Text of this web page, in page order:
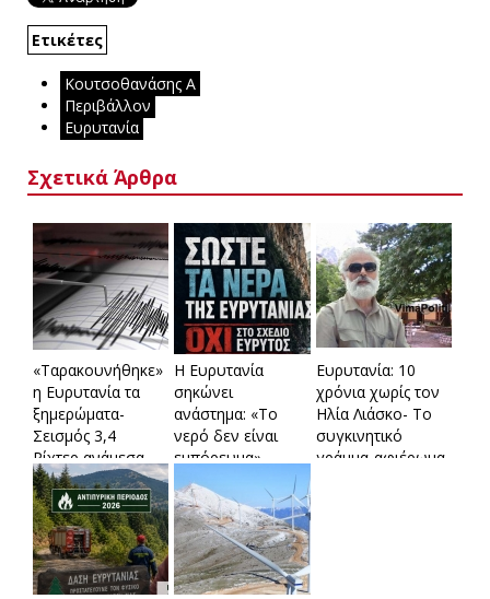
Ετικέτες
Κουτσοθανάσης Α
Περιβάλλον
Ευρυτανία
Σχετικά Άρθρα
«Ταρακουνήθηκε»
η Ευρυτανία τα
ξημερώματα-
Σεισμός 3,4
Ρίχτερ ανάμεσα
σε Τροβάτο και
Τρίδεντρο
Η Ευρυτανία
σηκώνει
ανάστημα: «Το
νερό δεν είναι
εμπόρευμα»
Ευρυτανία: 10
χρόνια χωρίς τον
Ηλία Λιάσκο- Το
συγκινητικό
γράμμα-αφιέρωμα